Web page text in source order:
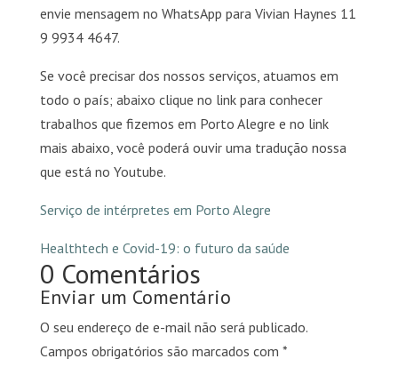
envie mensagem no WhatsApp para Vivian Haynes 11
9 9934 4647.
Se você precisar dos nossos serviços, atuamos em
todo o país; abaixo clique no link para conhecer
trabalhos que fizemos em Porto Alegre e no link
mais abaixo, você poderá ouvir uma tradução nossa
que está no Youtube.
Serviço de intérpretes em Porto Alegre
Healthtech e Covid-19: o futuro da saúde
0 Comentários
Enviar um Comentário
O seu endereço de e-mail não será publicado.
Campos obrigatórios são marcados com *